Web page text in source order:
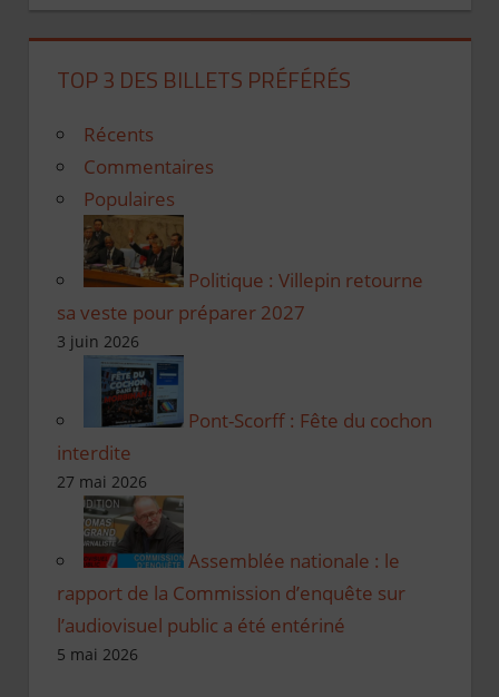
TOP 3 DES BILLETS PRÉFÉRÉS
Récents
Commentaires
Populaires
Politique : Villepin retourne
sa veste pour préparer 2027
3 juin 2026
Pont-Scorff : Fête du cochon
interdite
27 mai 2026
Assemblée nationale : le
rapport de la Commission d’enquête sur
l’audiovisuel public a été entériné
5 mai 2026